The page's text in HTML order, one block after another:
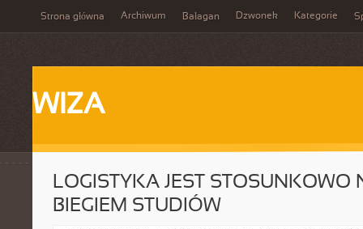
Strona główna Archiwum Bałagan Dzwonek Kategorie
WIZA
LOGISTYKA JEST STOSUNKOWO
BIEGIEM STUDIÓW